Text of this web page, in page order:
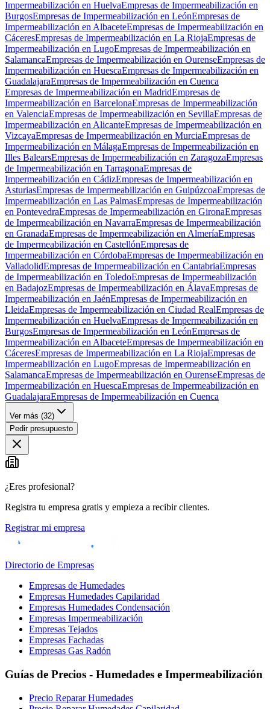
Impermeabilización en HuelvaEmpresas de Impermeabilización en
BurgosEmpresas de Impermeabilización en LeónEmpresas de
Impermeabilización en AlbaceteEmpresas de Impermeabilización en
CáceresEmpresas de Impermeabilización en La RiojaEmpresas de
Impermeabilización en LugoEmpresas de Impermeabilización en
SalamancaEmpresas de Impermeabilización en OurenseEmpresas de
Impermeabilización en HuescaEmpresas de Impermeabilización en
GuadalajaraEmpresas de Impermeabilización en Cuenca
Empresas de Impermeabilización en MadridEmpresas de
Impermeabilización en BarcelonaEmpresas de Impermeabilización
en ValenciaEmpresas de Impermeabilización en SevillaEmpresas de
Impermeabilización en AlicanteEmpresas de Impermeabilización en
VizcayaEmpresas de Impermeabilización en MurciaEmpresas de
Impermeabilización en MálagaEmpresas de Impermeabilización en
Illes BalearsEmpresas de Impermeabilización en ZaragozaEmpresas
de Impermeabilización en TarragonaEmpresas de
Impermeabilización en CádizEmpresas de Impermeabilización en
AsturiasEmpresas de Impermeabilización en GuipúzcoaEmpresas de
Impermeabilización en Las PalmasEmpresas de Impermeabilización
en PontevedraEmpresas de Impermeabilización en GironaEmpresas
de Impermeabilización en NavarraEmpresas de Impermeabilización
en GranadaEmpresas de Impermeabilización en AlmeríaEmpresas
de Impermeabilización en CastellónEmpresas de
Impermeabilización en CórdobaEmpresas de Impermeabilización en
ValladolidEmpresas de Impermeabilización en CantabriaEmpresas
de Impermeabilización en ToledoEmpresas de Impermeabilización
en BadajozEmpresas de Impermeabilización en ÁlavaEmpresas de
Impermeabilización en JaénEmpresas de Impermeabilización en
LleidaEmpresas de Impermeabilización en Ciudad RealEmpresas de
Impermeabilización en HuelvaEmpresas de Impermeabilización en
BurgosEmpresas de Impermeabilización en LeónEmpresas de
Impermeabilización en AlbaceteEmpresas de Impermeabilización en
CáceresEmpresas de Impermeabilización en La RiojaEmpresas de
Impermeabilización en LugoEmpresas de Impermeabilización en
SalamancaEmpresas de Impermeabilización en OurenseEmpresas de
Impermeabilización en HuescaEmpresas de Impermeabilización en
GuadalajaraEmpresas de Impermeabilización en Cuenca
Ver más (32)
Pedir presupuesto
¿Eres profesional?
Registra tu empresa gratis y empieza a recibir clientes.
Registrar mi empresa
Directorio de Empresas
Empresas de Humedades
Empresas Humedades Capilaridad
Empresas Humedades Condensación
Empresas Impermeabilización
Empresas Tejados
Empresas Fachadas
Empresas Gas Radón
Guías de Precios - Humedades e Impermeabilización
Precio Reparar Humedades